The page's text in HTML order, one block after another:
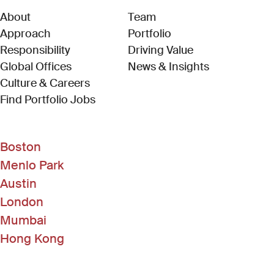
About
Approach
Responsibility
Global Offices
Culture & Careers
Find Portfolio Jobs(Link opens in new window)
Team
Portfolio
Driving Value
News & Insights
Boston
Menlo Park
Austin
London
Mumbai
Hong Kong